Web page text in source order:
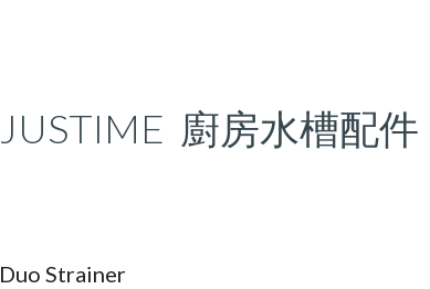
JUSTIME 廚房水槽配件
Duo Strainer